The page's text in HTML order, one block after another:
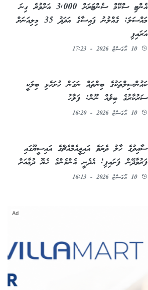
އެންޓި ސްކޭމް ސެންޓަރަށް 3,000 އަށްވުރެ ގިނަ
މައްސަލަ: ގެއްލުނު ފައިސާގެ އަދަދު 35 މިލިއަނަށް
އަރައިފި
10 އޯގަސްޓު 2026 - 17:23
ކައުންސިލްތަކުގެ ބިންތައް ނަގަން ހުށަހެޅި ބިލަކީ
ސަރުކާރުގެ ބިލެއް ނޫން: ފަލާހު
10 އޯގަސްޓު 2026 - 16:20
ސާއިދުގެ ހާލު ދެރަވެ އައިޖީއެމްއެޗްގެ އައިސީޔޫގައި
ފަރުވާދޭން ފަށައިފި; އެދެނީ އެންމެންގެ ހެޔޮ ދުޢާއަށް
10 އޯގަސްޓު 2026 - 16:13
Ad